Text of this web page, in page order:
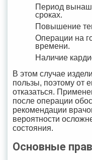
Период
сроках.
Повышение
Операции на
времени.
Наличие
В этом случае
пользы, поэтому от
отказаться.
после операции
рекомендации
вероятности
состояния.
Основные